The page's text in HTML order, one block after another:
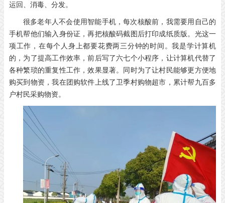
运回、消毒、分发。
很多老年人不会使用智能手机，每次核酸前，我需要用自己的
手机帮他们输入身份证，再把核酸码截图后打印成纸质版。光这一
项工作，在每个人身上都要花费两三分钟的时间。我是学计算机
的，为了提高工作效率，前后写了六七个小程序，让计算机代替了
各种繁琐的重复性工作，效果显著。同时为了让村民能够更方便地
购买到物资，我在团购软件上线了卫季村购物超市，累计帮九百多
户村民采购物资。